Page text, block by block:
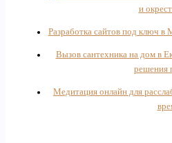
и
Разработка сайтов под ключ в
Вызов сантехника на дом в
решения
Медитация онлайн для